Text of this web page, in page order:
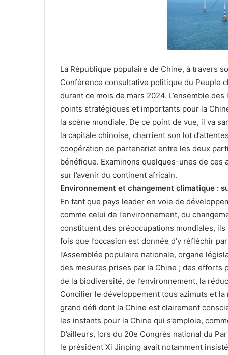
r
i
e
l
La République populaire de Chine, à travers
Conférence consultative politique du Peuple
durant ce mois de mars 2024. L’ensemble
points stratégiques et importants pour la
la scène mondiale. De ce point de vue, il va
la capitale chinoise, charrient son lot
coopération de partenariat entre les deux
bénéfique. Examinons quelques-unes de
sur l’avenir du continent africain.
Environnement et changement climatique :
En tant que pays leader en voie de
comme celui de l’environnement, du
constituent des préoccupations mondiales,
fois que l’occasion est donnée d’y réfléchir
l’Assemblée populaire nationale, organe
des mesures prises par la Chine ; des
de la biodiversité, de l’environnement, la
Concilier le développement tous azimuts et
grand défi dont la Chine est clairement
les instants pour la Chine qui s’emploie,
D’ailleurs, lors du 20e Congrès national du
le président Xi Jinping avait notamment